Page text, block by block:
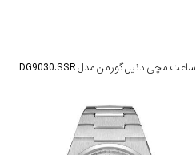
ساعت مچی دنیل گورمن مدل DG9030.SSR